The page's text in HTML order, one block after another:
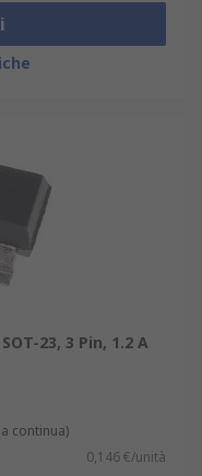
23, 3 Pin, 1.2 A
continua)
0,146 €/unità